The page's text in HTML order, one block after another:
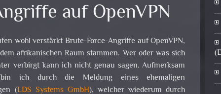
auf OpenVPN
wohl verstärkt Brute-Force-Angriffe auf OpenVPN,
afrikanischen Raum stammen. Wer oder was sich
verbirgt kann ich nicht genau sagen. Aufmerksam
ich durch die Meldung eines ehemaligen
(LDS Systems GmbH), welcher wiederum durch